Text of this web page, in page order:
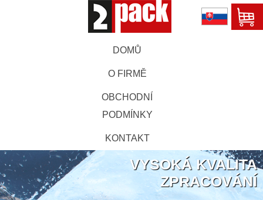
DOMŮ
O FIRMĚ
OBCHODNÍ
PODMÍNKY
KONTAKT
VYSOKÁ KVALITA
ZPRACOVÁNÍ